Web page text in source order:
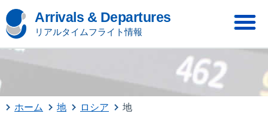
Arrivals & Departures
リアルタイムフライト情報
ホーム 地 ロシア 地